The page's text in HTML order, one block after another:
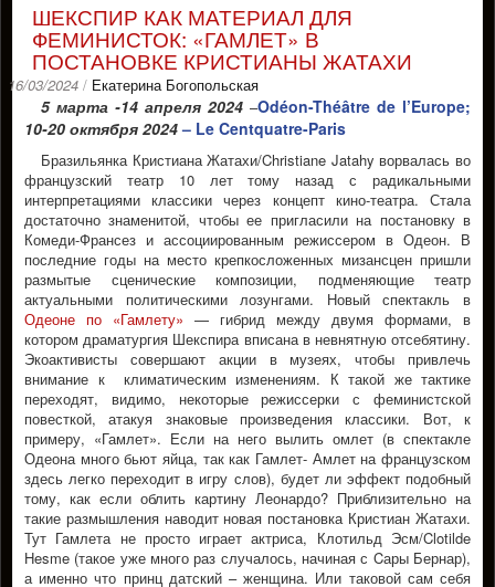
ШЕКСПИР КАК МАТЕРИАЛ ДЛЯ
ФЕМИНИСТОК: «ГАМЛЕТ» В
ПОСТАНОВКЕ КРИСТИАНЫ ЖАТАХИ
16/03/2024 / Екатерина Богопольская
5 марта -14 апреля 2024 –Odéon-Théâtre de l’Europe;
10-20 октября 2024– Le Centquatre-Paris
Бразильянка Кристиана Жатахи/Christiane Jatahy ворвалась во
французский театр 10 лет тому назад с радикальными
интерпретациями классики через концепт кино-театра. Стала
достаточно знаменитой, чтобы ее пригласили на постановку в
Комеди-Франсез и ассоциированным режиссером в Одеон. В
последние годы на место крепкосложенных мизансцен пришли
размытые сценические композиции, подменяющие театр
актуальными политическими лозунгами. Новый спектакль в
Одеоне по «Гамлету» — гибрид между двумя формами, в
котором драматургия Шекспира вписана в невнятную отсебятину.
Экоактивисты совершают акции в музеях, чтобы привлечь
внимание к климатическим изменениям. К такой же тактике
переходят, видимо, некоторые режиссерки с феминистской
повесткой, атакуя знаковые произведения классики. Вот, к
примеру, «Гамлет». Если на него вылить омлет (в спектакле
Одеона много бьют яйца, так как Гамлет- Амлет на французском
здесь легко переходит в игру слов), будет ли эффект подобный
тому, как если облить картину Леонардо? Приблизительно на
такие размышления наводит новая постановка Кристиан Жатахи.
Тут Гамлета не просто играет актриса, Клотильд Эсм/Clotilde
Hesme (такое уже много раз случалось, начиная с Cары Бернар),
а именно что принц датский – женщина. Или таковой сам себя